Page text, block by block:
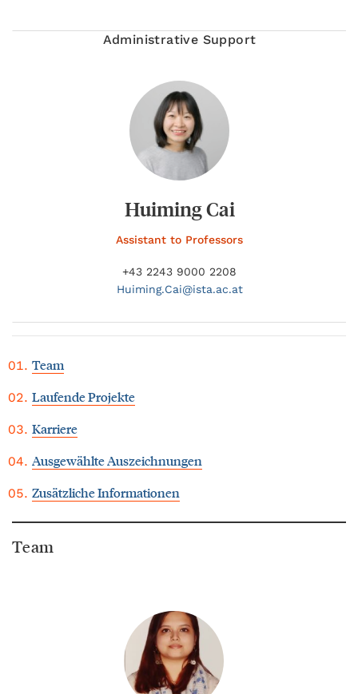
Administrative Support
Huiming Cai
Assistant to Professors
+43 2243 9000 2208
Huiming.Cai@ista.ac.at
Team
Laufende Projekte
Karriere
Ausgewählte Auszeichnungen
Zusätzliche Informationen
Team